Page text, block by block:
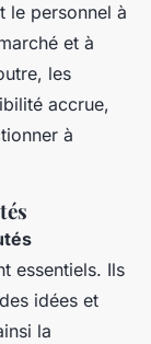
le personnel à
et à
les
accrue,
à
essentiels. Ils
idées et
la